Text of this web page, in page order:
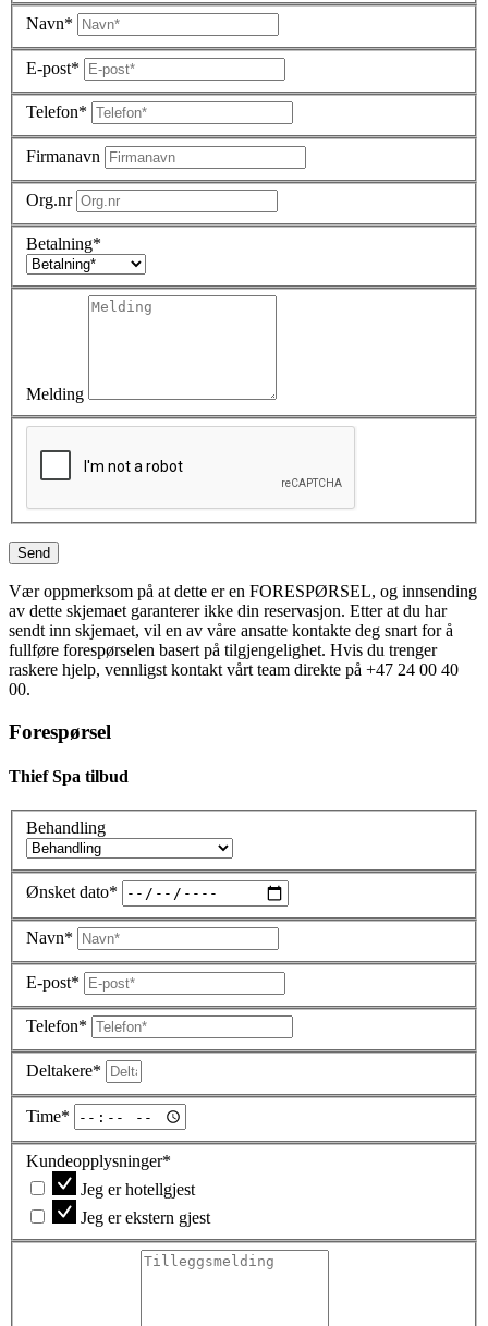
Navn*
E-post*
Telefon*
Firmanavn
Org.nr
Betalning*
Melding
Send
Vær oppmerksom på at dette er en FORESPØRSEL, og innsending
av dette skjemaet garanterer ikke din reservasjon. Etter at du har
sendt inn skjemaet, vil en av våre ansatte kontakte deg snart for å
fullføre forespørselen basert på tilgjengelighet. Hvis du trenger
raskere hjelp, vennligst kontakt vårt team direkte på +47 24 00 40
00.
Forespørsel
Thief Spa tilbud
Behandling
Ønsket dato*
Navn*
E-post*
Telefon*
Deltakere*
Time*
Kundeopplysninger*
Jeg er hotellgjest
Jeg er ekstern gjest